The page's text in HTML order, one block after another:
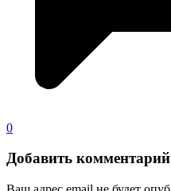
0
Добавить комментарий